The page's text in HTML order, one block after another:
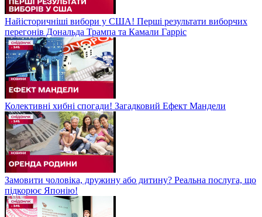
Найісторичніші вибори у США! Перші результати виборчих
перегонів Дональда Трампа та Камали Гарріс
Колективні хибні спогади! Загадковий Ефект Мандели
Замовити чоловіка, дружину або дитину? Реальна послуга, що
підкорює Японію!